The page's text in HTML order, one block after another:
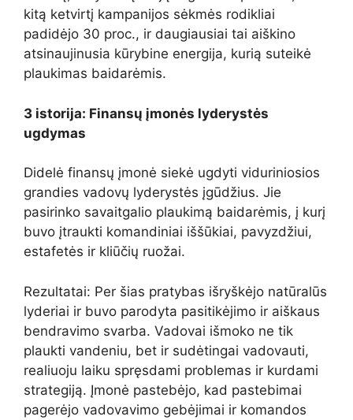
kitą ketvirtį kampanijos sėkmės rodikliai
padidėjo 30 proc., ir daugiausiai tai aiškino
atsinaujinusia kūrybine energija, kurią suteikė
plaukimas baidarėmis.
3 istorija: Finansų įmonės lyderystės
ugdymas
Didelė finansų įmonė siekė ugdyti viduriniosios
grandies vadovų lyderystės įgūdžius. Jie
pasirinko savaitgalio plaukimą baidarėmis, į kurį
buvo įtraukti komandiniai iššūkiai, pavyzdžiui,
estafetės ir kliūčių ruožai.
Rezultatai: Per šias pratybas išryškėjo natūralūs
lyderiai ir buvo parodyta pasitikėjimo ir aiškaus
bendravimo svarba. Vadovai išmoko ne tik
plaukti vandeniu, bet ir sudėtingai vadovauti,
realiuoju laiku spręsdami problemas ir kurdami
strategiją. Įmonė pastebėjo, kad pastebimai
pagerėjo vadovavimo gebėjimai ir komandos